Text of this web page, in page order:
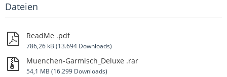
Dateien
ReadMe .pdf
786,26 kB (13.694 Downloads)
Muenchen-Garmisch_Deluxe .rar
54,1 MB (16.299 Downloads)